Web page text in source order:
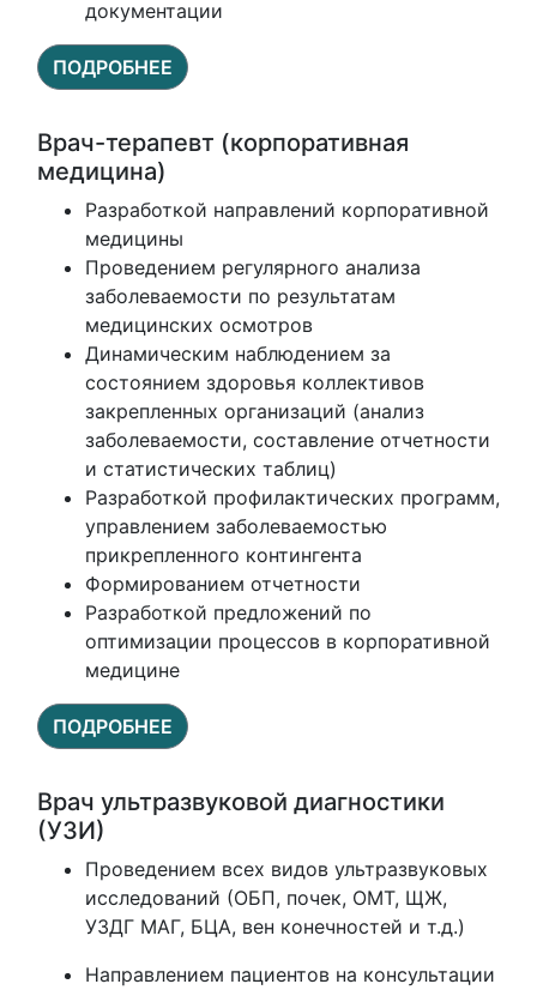
документации
ПОДРОБНЕЕ
Врач-терапевт (корпоративная
медицина)
Разработкой направлений корпоративной
медицины
Проведением регулярного анализа
заболеваемости по результатам
медицинских осмотров
Динамическим наблюдением за
состоянием здоровья коллективов
закрепленных организаций (анализ
заболеваемости, составление отчетности
и статистических таблиц)
Разработкой профилактических программ,
управлением заболеваемостью
прикрепленного контингента
Формированием отчетности
Разработкой предложений по
оптимизации процессов в корпоративной
медицине
ПОДРОБНЕЕ
Врач ультразвуковой диагностики
(УЗИ)
Проведением всех видов ультразвуковых
исследований (ОБП, почек, ОМТ, ЩЖ,
УЗДГ МАГ, БЦА, вен конечностей и т.д.)
Направлением пациентов на консультации